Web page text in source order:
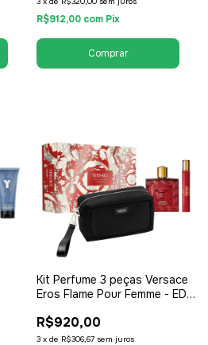
- Unissex / Compartilhável
R$912,00 com Pix
Kit Perfume 3 peças Versace
Eros Flame Pour Femme - EDP
Necessaire - EDP Eau de
Parfum - Masculino
R$920,00
3 x de R$306,67 sem juros